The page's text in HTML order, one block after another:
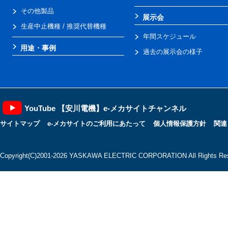
その他製品
生産中止機種 / 推奨代替機種
用途・事例
展示会
年間スケジュール
過去の展示会の様子
YouTube 【安川電機】e-メカサイトチャンネル
サイトマップ e-メカサイトのご利用にあたって 個人情報保護方針 関
Copyright(C)2001‐2026 YASKAWA ELECTRIC CORPORATION All Rights